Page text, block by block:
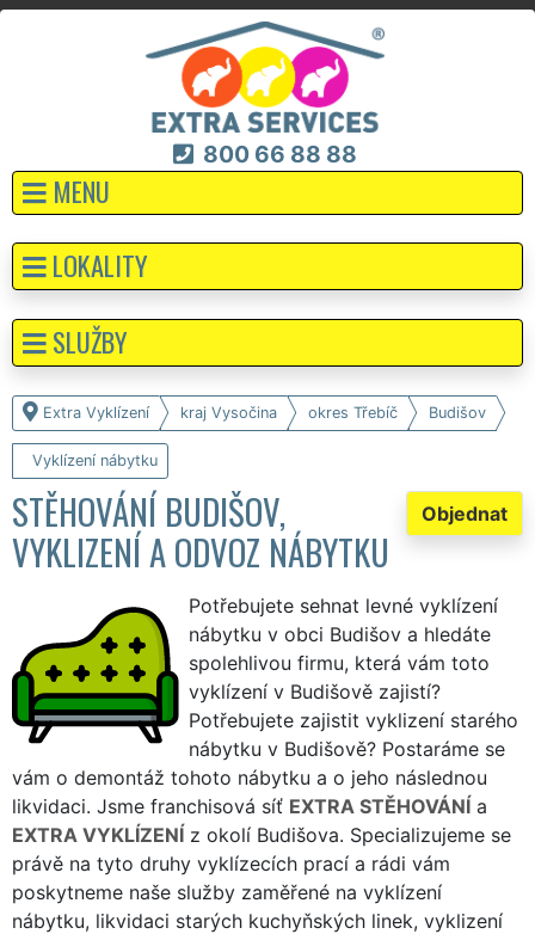
800 66 88 88
MENU
Extra Vyklízení kraj Vysočina okres Třebíč Budišov
Vyklízení nábytku
Objednat
STĚHOVÁNÍ BUDIŠOV,
VYKLIZENÍ A ODVOZ NÁBYTKU
Potřebujete sehnat levné vyklízení
nábytku v obci Budišov a hledáte
spolehlivou firmu, která vám toto
vyklízení v Budišově zajistí?
Potřebujete zajistit vyklizení starého
nábytku v Budišově? Postaráme se
vám o demontáž tohoto nábytku a o jeho následnou
likvidaci. Jsme franchisová síť EXTRA STĚHOVÁNÍ a
EXTRA VYKLÍZENÍ z okolí Budišova. Specializujeme se
právě na tyto druhy vyklízecích prací a rádi vám
poskytneme naše služby zaměřené na vyklízení
nábytku, likvidaci starých kuchyňských linek, vyklizení
LOKALITY
SLUŽBY